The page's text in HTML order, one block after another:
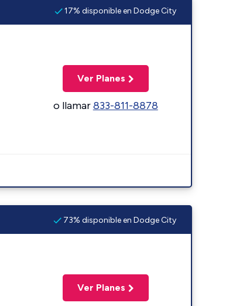
17% disponible en Dodge City
Ver Planes
o llamar833-811-8878
73% disponible en Dodge City
Ver Planes